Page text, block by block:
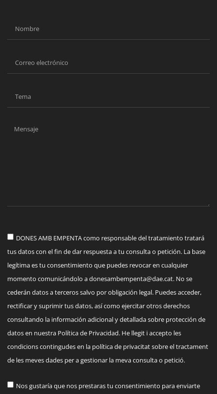
DONES AMB EMPENTA como responsable del tratamiento tratará
tus datos con el fin de dar respuesta a tu consulta o petición. La base
legítima es tu consentimiento que puedes revocar en cualquier
momento comunicándolo adonesambempenta@dae.cat. No se
cederán datos a terceros salvo por obligación legal. Puedes acceder,
rectificar y suprimir tus datos, así como ejercitar otros derechos
consultando la información adicional y detallada sobre protección de
datos en nuestra Política de Privacidad. He llegit i accepto les
condicions contingudes en la política de privacitat sobre el tractament
de les meves dades per a gestionar la meva consulta o petició.
Nos gustaría que nos prestaras tu consentimiento para enviarte